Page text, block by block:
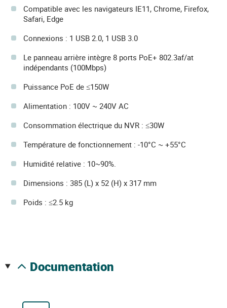
Compatible avec les navigateurs IE11, Chrome, Firefox,
Safari, Edge
Connexions : 1 USB 2.0, 1 USB 3.0
Le panneau arrière intègre 8 ports PoE+ 802.3af/at
indépendants (100Mbps)
Puissance PoE de ≤150W
Alimentation : 100V ~ 240V AC
Consommation électrique du NVR : ≤30W
Température de fonctionnement : -10°C ~ +55°C
Humidité relative : 10~90%.
Dimensions : 385 (L) x 52 (H) x 317 mm
Poids : ≤2.5 kg
documentation